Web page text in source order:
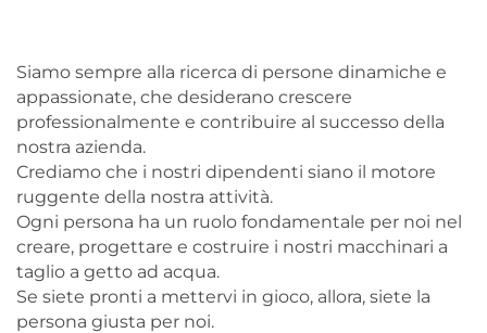
Siamo sempre alla ricerca di persone dinamiche e
appassionate, che desiderano crescere
professionalmente e contribuire al successo della
nostra azienda.
Crediamo che i nostri dipendenti siano il motore
ruggente della nostra attività.
Ogni persona ha un ruolo fondamentale per noi nel
creare, progettare e costruire i nostri macchinari a
taglio a getto ad acqua.
Se siete pronti a mettervi in gioco, allora, siete la
persona giusta per noi.